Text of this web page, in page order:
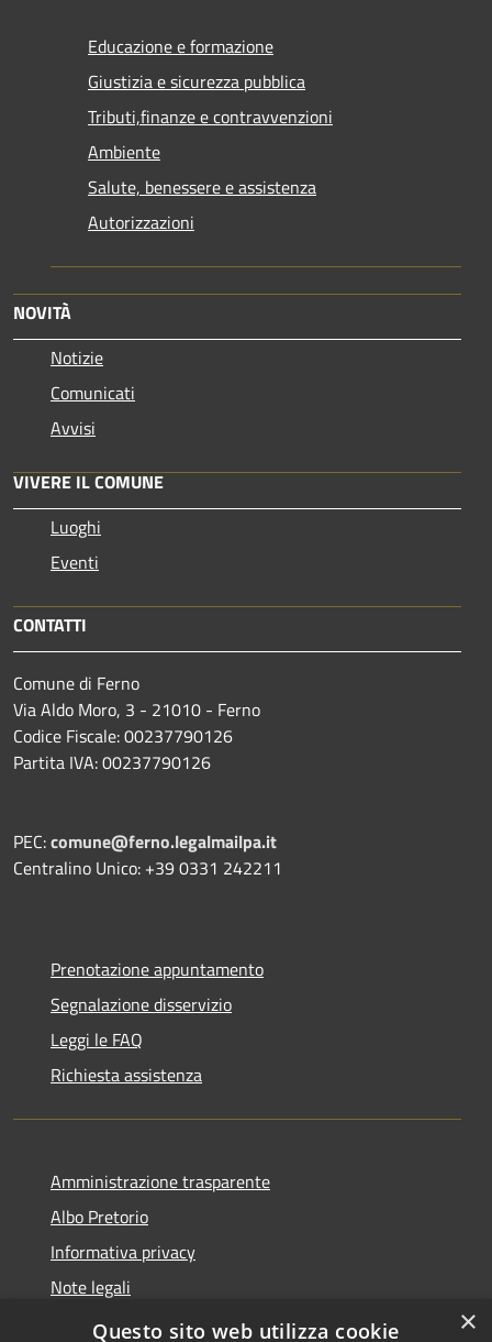
Educazione e formazione
Giustizia e sicurezza pubblica
Tributi,finanze e contravvenzioni
Ambiente
Salute, benessere e assistenza
Autorizzazioni
NOVITÀ
Notizie
Comunicati
Avvisi
VIVERE IL COMUNE
Luoghi
Eventi
CONTATTI
Comune di Ferno
Via Aldo Moro, 3 - 21010 - Ferno
Codice Fiscale: 00237790126
Partita IVA: 00237790126
PEC:comune@ferno.legalmailpa.it
Centralino Unico: +39 0331 242211
Prenotazione appuntamento
Segnalazione disservizio
Leggi le FAQ
Richiesta assistenza
Amministrazione trasparente
Albo Pretorio
Informativa privacy
Note legali
Dichiarazione di accessibilità
×
Questo sito web utilizza cookie